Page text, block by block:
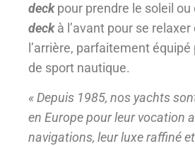
deckpour prendre le soleil ou
deckà l’avant pour se relaxer
l’arrière, parfaitement
de sport nautique.
« Depuis 1985, nos yachts
en Europe pour leur vocation
navigations, leur luxe raffiné